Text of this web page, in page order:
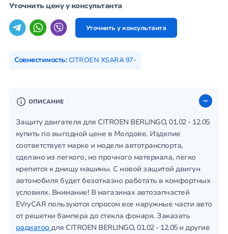
Уточнить цену у консультанта
Уточнить у консультанта
Совместимость: CITROEN XSARA 97-
ОПИСАНИЕ
Защиту двигателя для CITROEN BERLINGO, 01.02 - 12.05
купить по выгодной цене в Молдове. Изделие
соответствует марке и модели автотранспорта,
сделано из легкого, но прочного материала, легко
крепится к днищу машины. С новой защитой двигун
автомобиля будет безотказно работать в комфортных
условиях. Внимание! В магазинах автозапчастей
EVryCAR пользуются спросом все наружные части авто
от решетки бампера до стекла фонаря. Заказать
радиатордля CITROEN BERLINGO, 01.02 - 12.05 и другие